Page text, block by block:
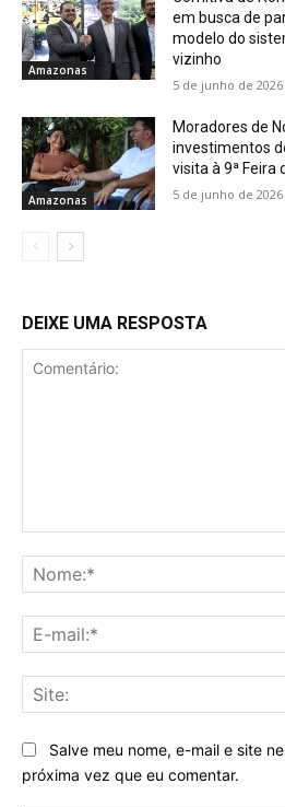
Amazonas
em busca de
modelo do
vizinho
5 de junho de 2026
Amazonas
Moradores de
investimentos
visita à 9ª Feira
5 de junho de 2026
DEIXE UMA RESPOSTA
Salve meu nome, e-mail e site
próxima vez que eu comentar.